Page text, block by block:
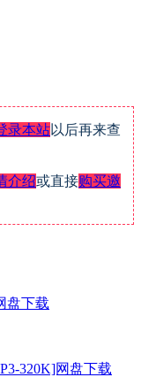
录本站以后再来查
介绍或直接购买邀
盘下载
320K]网盘下载